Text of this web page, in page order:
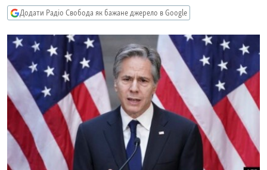
пошуку
УКРАЇНА
СВІТ
ТИ ЯК?
СХЕМИ
КИТАЙ.ВИКЛИКИ
МУЛЬТИМЕДІА
ФОТО
СПЕЦПРОЄКТИ
ПОДКАСТИ
Додати Радіо Свобода як бажане джерело в Google